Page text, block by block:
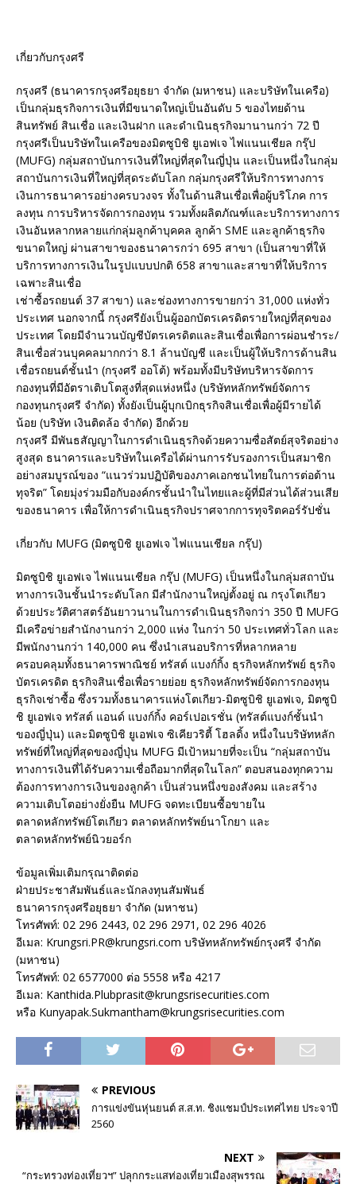
เกี่ยวกับกรุงศรี
กรุงศรี (ธนาคารกรุงศรีอยุธยา จำกัด (มหาชน) และบริษัทในเครือ)
เป็นกลุ่มธุรกิจการเงินที่มีขนาดใหญ่เป็นอันดับ 5 ของไทยด้าน
สินทรัพย์ สินเชื่อ และเงินฝาก และดำเนินธุรกิจมานานกว่า 72 ปี
กรุงศรีเป็นบริษัทในเครือของมิตซูบิชิ ยูเอฟเจ ไฟแนนเชียล กรุ๊ป
(MUFG) กลุ่มสถาบันการเงินที่ใหญ่ที่สุดในญี่ปุ่น และเป็นหนึ่งในกลุ่ม
สถาบันการเงินที่ใหญ่ที่สุดระดับโลก กลุ่มกรุงศรีให้บริการทางการ
เงินการธนาคารอย่างครบวงจร ทั้งในด้านสินเชื่อเพื่อผู้บริโภค การ
ลงทุน การบริหารจัดการกองทุน รวมทั้งผลิตภัณฑ์และบริการทางการ
เงินอันหลากหลายแก่กลุ่มลูกค้าบุคคล ลูกค้า SME และลูกค้าธุรกิจ
ขนาดใหญ่ ผ่านสาขาของธนาคารกว่า 695 สาขา (เป็นสาขาที่ให้
บริการทางการเงินในรูปแบบปกติ 658 สาขาและสาขาที่ให้บริการ
เฉพาะสินเชื่อ
เช่าซื้อรถยนต์ 37 สาขา) และช่องทางการขายกว่า 31,000 แห่งทั่ว
ประเทศ นอกจากนี้ กรุงศรียังเป็นผู้ออกบัตรเครดิตรายใหญ่ที่สุดของ
ประเทศ โดยมีจำนวนบัญชีบัตรเครดิตและสินเชื่อเพื่อการผ่อนชำระ/
สินเชื่อส่วนบุคคลมากกว่า 8.1 ล้านบัญชี และเป็นผู้ให้บริการด้านสิน
เชื่อรถยนต์ชั้นนำ (กรุงศรี ออโต้) พร้อมทั้งมีบริษัทบริหารจัดการ
กองทุนที่มีอัตราเติบโตสูงที่สุดแห่งหนึ่ง (บริษัทหลักทรัพย์จัดการ
กองทุนกรุงศรี จำกัด) ทั้งยังเป็นผู้บุกเบิกธุรกิจสินเชื่อเพื่อผู้มีรายได้
น้อย (บริษัท เงินติดล้อ จำกัด) อีกด้วย
กรุงศรี มีพันธสัญญาในการดำเนินธุรกิจด้วยความซื่อสัตย์สุจริตอย่าง
สูงสุด ธนาคารและบริษัทในเครือได้ผ่านการรับรองการเป็นสมาชิก
อย่างสมบูรณ์ของ “แนวร่วมปฏิบัติของภาคเอกชนไทยในการต่อต้าน
ทุจริต” โดยมุ่งร่วมมือกับองค์กรชั้นนำในไทยและผู้ที่มีส่วนได้ส่วนเสีย
ของธนาคาร เพื่อให้การดำเนินธุรกิจปราศจากการทุจริตคอร์รัปชั่น
เกี่ยวกับ MUFG (มิตซูบิชิ ยูเอฟเจ ไฟแนนเชียล กรุ๊ป)
มิตซูบิชิ ยูเอฟเจ ไฟแนนเชียล กรุ๊ป (MUFG) เป็นหนึ่งในกลุ่มสถาบัน
ทางการเงินชั้นนำระดับโลก มีสำนักงานใหญ่ตั้งอยู่ ณ กรุงโตเกียว
ด้วยประวัติศาสตร์อันยาวนานในการดำเนินธุรกิจกว่า 350 ปี MUFG
มีเครือข่ายสำนักงานกว่า 2,000 แห่ง ในกว่า 50 ประเทศทั่วโลก และ
มีพนักงานกว่า 140,000 คน ซึ่งนำเสนอบริการที่หลากหลาย
ครอบคลุมทั้งธนาคารพาณิชย์ ทรัสต์ แบงก์กิ้ง ธุรกิจหลักทรัพย์ ธุรกิจ
บัตรเครดิต ธุรกิจสินเชื่อเพื่อรายย่อย ธุรกิจหลักทรัพย์จัดการกองทุน
ธุรกิจเช่าซื้อ ซึ่งรวมทั้งธนาคารแห่งโตเกียว-มิตซูบิชิ ยูเอฟเจ, มิตซูบิ
ชิ ยูเอฟเจ ทรัสต์ แอนด์ แบงก์กิ้ง คอร์เปอเรชั่น (ทรัสต์แบงก์ชั้นนำ
ของญี่ปุ่น) และมิตซูบิชิ ยูเอฟเจ ซิเคียวริตี้ โฮลดิ้ง หนึ่งในบริษัทหลัก
ทรัพย์ที่ใหญ่ที่สุดของญี่ปุ่น MUFG มีเป้าหมายที่จะเป็น “กลุ่มสถาบัน
ทางการเงินที่ได้รับความเชื่อถือมากที่สุดในโลก” ตอบสนองทุกความ
ต้องการทางการเงินของลูกค้า เป็นส่วนหนึ่งของสังคม และสร้าง
ความเติบโตอย่างยั่งยืน MUFG จดทะเบียนซื้อขายใน
ตลาดหลักทรัพย์โตเกียว ตลาดหลักทรัพย์นาโกยา และ
ตลาดหลักทรัพย์นิวยอร์ก
ข้อมูลเพิ่มเติมกรุณาติดต่อ
ฝ่ายประชาสัมพันธ์และนักลงทุนสัมพันธ์
ธนาคารกรุงศรีอยุธยา จำกัด (มหาชน)
โทรศัพท์: 02 296 2443, 02 296 2971, 02 296 4026
อีเมล: Krungsri.PR@krungsri.com บริษัทหลักทรัพย์กรุงศรี จำกัด
(มหาชน)
โทรศัพท์: 02 6577000 ต่อ 5558 หรือ 4217
อีเมล: Kanthida.Plubprasit@krungsrisecurities.com
หรือ Kunyapak.Sukmantham@krungsrisecurities.com
PREVIOUS
การแข่งขันหุ่นยนต์ ส.ส.ท. ชิงแชมป์ประเทศไทย ประจาปี
2560
NEXT
“กระทรวงท่องเที่ยวฯ” ปลุกกระแสท่องเที่ยวเมืองสุพรรณ